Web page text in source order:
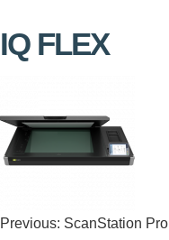
IQ FLEX
Navegación
Previous: ScanStation Pro